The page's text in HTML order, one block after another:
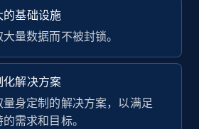
1.5K+
Discover posts by Profile
url, Title, Headline, Post
的基础设施
大量数据而不被封锁。
化解决方案
量身定制的解决方案，以满足
需求和目标。